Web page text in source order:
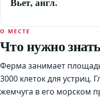
О МЕСТЕ
Что нужно знать
Ферма занимает
3000 клеток для устриц.
жемчуга в его морском